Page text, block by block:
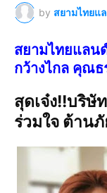
by สยามไทยแ
สยามไทยแลน
กว้างไกล คุณ
สุดเจ๋ง!!บริษั
ร่วมใจ ต้าน